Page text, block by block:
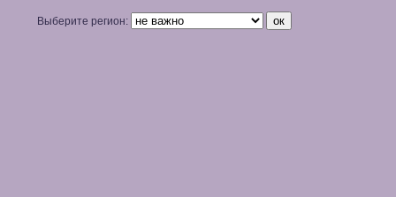
Выберите регион: